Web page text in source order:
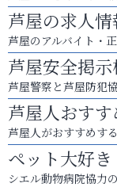
芦屋の求人
芦屋のアルバイト・
芦屋安全掲示
芦屋警察と芦屋防犯
芦屋人おす
芦屋人がおすすめす
ペット大好き
シエル動物病院協力